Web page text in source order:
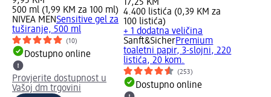
500 ml (1,99 KM za 100 ml)
NIVEA MENSensitive gel za
tuširanje, 500 ml
(10)
Dostupno online
Provjerite dostupnost u
Vašoj dm trgovini
17,25 KM
4.400 listića (0,39 KM za
100 listića)
+ 1 dodatna veličina
Sanft&SicherPremium
toaletni papir, 3-slojni, 220
listića, 20 kom.
(253)
Dostupno online